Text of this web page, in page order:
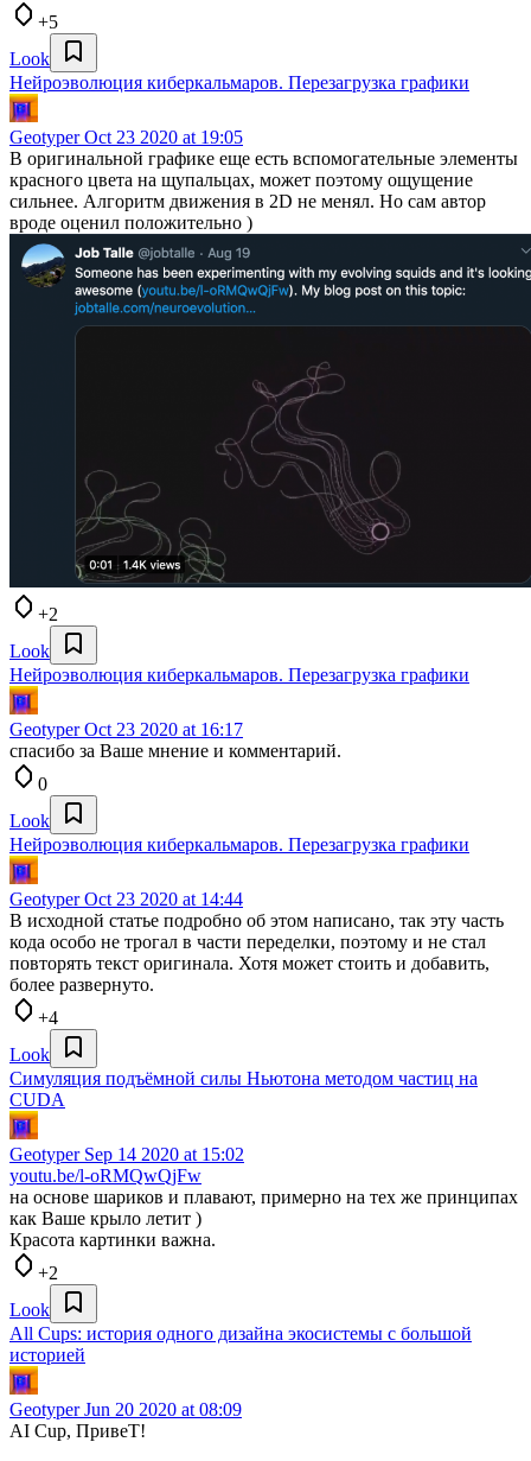
+5
Look
Нейроэволюция киберкальмаров. Перезагрузка графики
GeotyperOct 23 2020 at 19:05
В оригинальной графике еще есть вспомогательные элементы
красного цвета на щупальцах, может поэтому ощущение
сильнее. Алгоритм движения в 2D не менял. Но сам автор
вроде оценил положительно )
+2
Look
Нейроэволюция киберкальмаров. Перезагрузка графики
GeotyperOct 23 2020 at 16:17
спасибо за Ваше мнение и комментарий.
0
Look
Нейроэволюция киберкальмаров. Перезагрузка графики
GeotyperOct 23 2020 at 14:44
В исходной статье подробно об этом написано, так эту часть
кода особо не трогал в части переделки, поэтому и не стал
повторять текст оригинала. Хотя может стоить и добавить,
более развернуто.
+4
Look
Симуляция подъёмной силы Ньютона методом частиц на
CUDA
GeotyperSep 14 2020 at 15:02
youtu.be/l-oRMQwQjFw
на основе шариков и плавают, примерно на тех же принципах
как Ваше крыло летит )
Красота картинки важна.
+2
Look
All Cups: история одного дизайна экосистемы с большой
историей
GeotyperJun 20 2020 at 08:09
AI Cup, ПривеТ!